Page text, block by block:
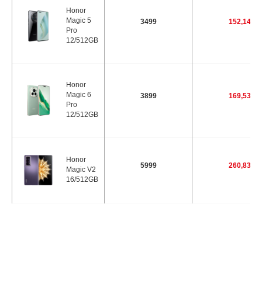
Honor
Magic 5
Pro
12/512GB
3499 152,14
Honor
Magic 6
Pro
12/512GB
3899 169,53
Honor
Magic V2
16/512GB
5999 260,83